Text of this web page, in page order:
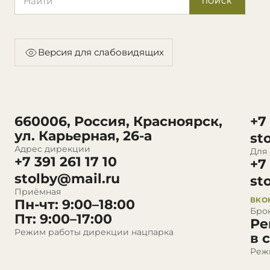
Версия для слабовидящих
660006, Россия, Красноярск,
ул. Карьерная, 26-а
Адрес дирекции
+7 391 261 17 10
stolby@mail.ru
Приёмная
Пн-чт: 9:00–18:00
Пт: 9:00–17:00
Режим работы дирекции нацпарка
Для
+7
в